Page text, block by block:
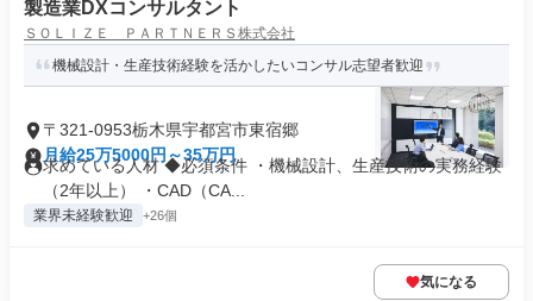
製造業DXコンサルタント
ＳＯＬＩＺＥ ＰＡＲＴＮＥＲＳ株式会社
機械設計・生産技術経験を活かしたいコンサル志望者歓迎
〒321-0953栃木県宇都宮市東宿郷
月給25万5000円～35万円
求めている人材 ◆必須条件 ・機械設計、生産技術の実務経験
（2年以上） ・CAD（CA...
業界未経験歓迎 +26個
気になる